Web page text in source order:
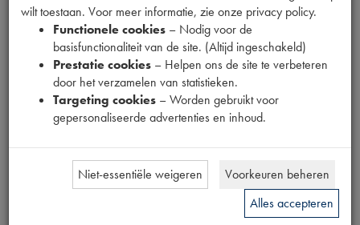
Fuseedelen
Handrem-frictie- en gaskabels
Keerringen
Klassiek gereedschap
Koplampen
Lampen-zekeringen-schakelaars
Luchtfilters
Motoren-toebehoren-distributiesnaren
Motorsteunen-baksteunen-traverserubbers
Oliefilters
Ontsteking-bobine-bougiekabels
wilt toestaan. Voor meer informatie, zie onze privacy policy.
Functionele cookies – Nodig voor de
basisfunctionaliteit van de site. (Altijd ingeschakeld)
Prestatie cookies – Helpen ons de site te verbeteren
door het verzamelen van statistieken.
Targeting cookies – Worden gebruikt voor
gepersonaliseerde advertenties en inhoud.
Niet-essentiële weigeren
Voorkeuren beheren
Alles accepteren